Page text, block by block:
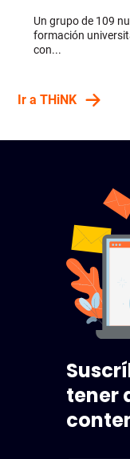
Un grupo de 109
formación
con...
Ir a THiNK
tener